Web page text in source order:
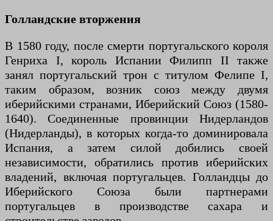
Голландские вторжения
В 1580 году, после смерти португальского короля
Генриха I, король Испании Филипп II также
занял португальский трон с титулом Фелипе I,
таким образом, возник союз между двумя
иберийскими странами, Иберийский Союз (1580-
1640). Соединенные провинции Нидерландов
(Нидерланды), в которых когда-то доминировала
Испания, а затем силой добились своей
независимости, обратились против иберийских
владений, включая португальцев. Голландцы до
Иберийского Союза были партнерами
португальцев в производстве сахара и